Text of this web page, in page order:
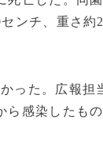
ンチ、重さ約
た。広報担
感染したも